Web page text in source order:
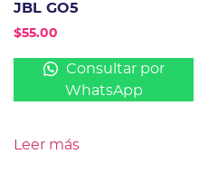
JBL GO5
$55.00
Consultar por
WhatsApp
Leer más